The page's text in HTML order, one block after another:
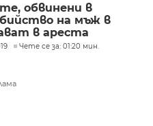
обвинени в
на мъж в
в ареста
Чете се за: 01:20 мин.